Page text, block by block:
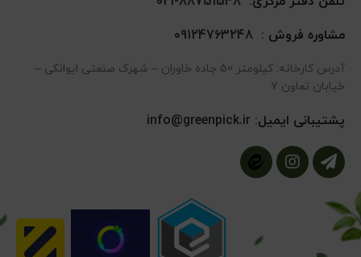
مشاوره فروش :09124763248
آدرس کارخانه: کیلومتر 50 جاده خاوران – شهرک صنعتی ایوانکی –
خیابان تعاون 7
پشتیبانی ایمیل:info@greenpick.ir